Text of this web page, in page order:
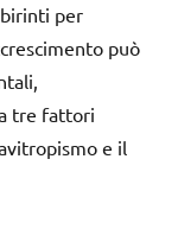
per
può
tre fattori
e il